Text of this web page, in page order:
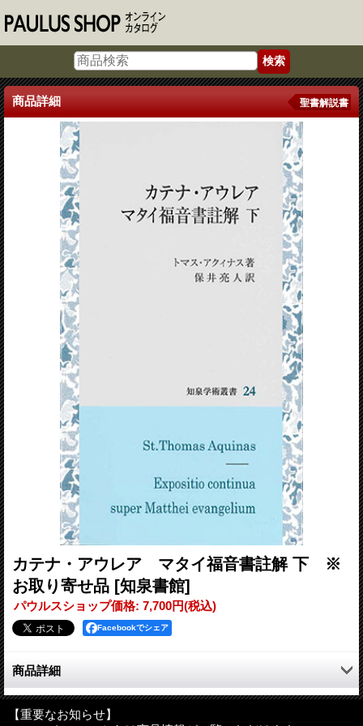
商品詳細 聖書解説書
カテナ・アウレア マタイ福音書註解 下 ※
お取り寄せ品 [知泉書館]
パウルスショップ価格: 7,700円(税込)
Facebookでシェア
商品詳細
「カテナ・アウレア」（黄金の鎖）は正式には『四福音書連続註
解』と言う。トマスがラテン教父（22名）とギリシア教父（57
【重要なお知らせ】